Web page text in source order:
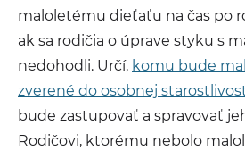
maloletému dieťaťu na čas po
ak sa rodičia o úprave styku s
nedohodli. Určí, komu bude
zverené do osobnej
bude zastupovať a spravovať
Rodičovi, ktorému nebolo